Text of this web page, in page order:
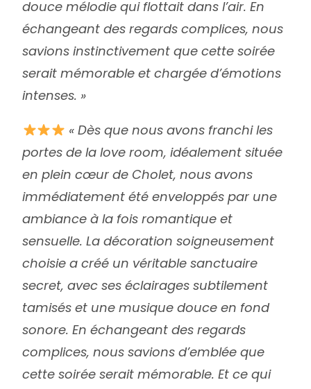
douce mélodie qui flottait dans l’air. En
échangeant des regards complices, nous
savions instinctivement que cette soirée
serait mémorable et chargée d’émotions
intenses. »
« Dès que nous avons franchi les
portes de la love room, idéalement située
en plein cœur de Cholet, nous avons
immédiatement été enveloppés par une
ambiance à la fois romantique et
sensuelle. La décoration soigneusement
choisie a créé un véritable sanctuaire
secret, avec ses éclairages subtilement
tamisés et une musique douce en fond
sonore. En échangeant des regards
complices, nous savions d’emblée que
cette soirée serait mémorable. Et ce qui